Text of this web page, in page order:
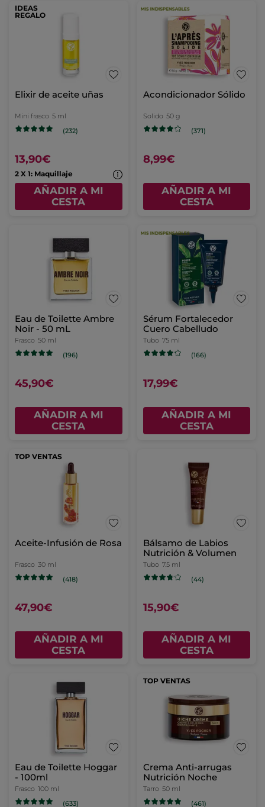
IDEAS
REGALO
Elixir de aceite uñas
Mini frasco 5 ml
(232)
13,90€
2 X 1: Maquillaje
AÑADIR A MI
CESTA
Acondicionador Sólido
Solido 50 g
(371)
8,99€
AÑADIR A MI
CESTA
Eau de Toilette Ambre
Noir - 50 mL
Frasco 50 ml
(196)
45,90€
AÑADIR A MI
CESTA
Sérum Fortalecedor
Cuero Cabelludo
Tubo 75 ml
(166)
17,99€
AÑADIR A MI
CESTA
TOP VENTAS
Aceite-Infusión de Rosa
Frasco 30 ml
(418)
47,90€
AÑADIR A MI
CESTA
Bálsamo de Labios
Nutrición & Volumen
Tubo 7.5 ml
(44)
15,90€
AÑADIR A MI
CESTA
Eau de Toilette Hoggar
- 100ml
Frasco 100 ml
(633)
TOP VENTAS
Crema Anti-arrugas
Nutrición Noche
Tarro 50 ml
(461)